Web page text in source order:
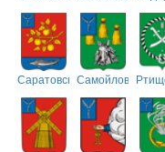
СаратовскийСамойловский